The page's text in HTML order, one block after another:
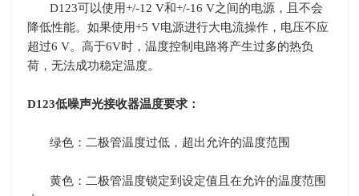
D123可以使用+/-12 V和+/-16 V之间的电源，且不会
降低性能。如果使用+5 V电源进行大电流操作，电压不应
超过6 V。高于6V时，温度控制电路将产生过多的热负
荷，无法成功稳定温度。
D123低噪声光接收器温度要求：
绿色：二极管温度过低，超出允许的温度范围
黄色：二极管温度锁定到设定值且在允许的温度范围